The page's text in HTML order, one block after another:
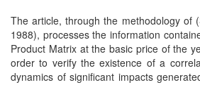
The article, through the methodology of
1988), processes the information
Product Matrix at the basic price of the
order to verify the existence of a
dynamics of significant impacts